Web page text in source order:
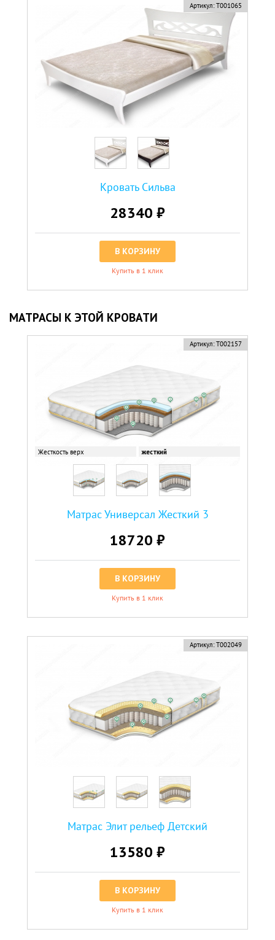
Артикул: Т001065
Кровать Сильва
28340 ₽
В КОРЗИНУ
Купить в 1 клик
МАТРАСЫ К ЭТОЙ КРОВАТИ
Артикул: Т002157
Жесткость верх жесткий
Матрас Универсал Жесткий 3
18720 ₽
В КОРЗИНУ
Купить в 1 клик
Артикул: Т002049
Матрас Элит рельеф Детский
13580 ₽
В КОРЗИНУ
Купить в 1 клик